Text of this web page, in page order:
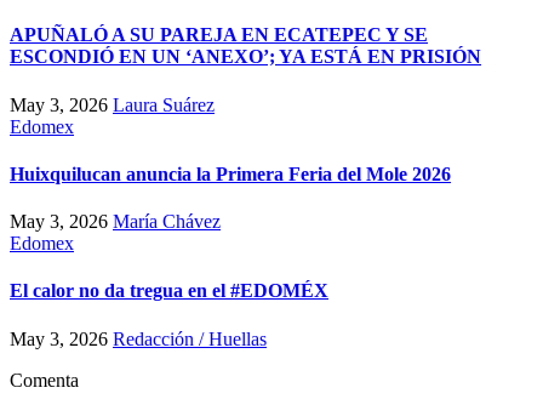
APUÑALÓ A SU PAREJA EN ECATEPEC Y SE
ESCONDIÓ EN UN ‘ANEXO’; YA ESTÁ EN PRISIÓN
May 3, 2026 Laura Suárez
Edomex
Huixquilucan anuncia la Primera Feria del Mole 2026
May 3, 2026 María Chávez
Edomex
El calor no da tregua en el #EDOMÉX
May 3, 2026 Redacción / Huellas
Comenta